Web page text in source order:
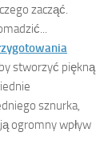
zacząć.
stworzyć piękną
sznurka,
ogromny wpływ